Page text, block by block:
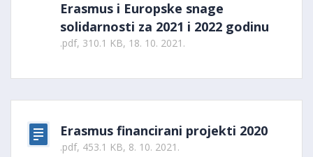
Erasmus i Europske snage
solidarnosti za 2021 i 2022 godinu
.pdf, 310.1 KB, 18. 10. 2021.
Erasmus financirani projekti 2020
.pdf, 453.1 KB, 8. 10. 2021.